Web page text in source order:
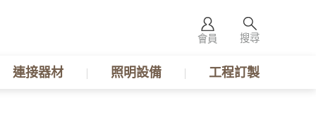
會員 搜尋
連接器材 照明設備 工程訂製